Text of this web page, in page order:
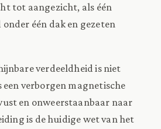
tot aangezicht, als één
één dak en gezeten
verdeeldheid is niet
verborgen magnetische
en onweerstaanbaar naar
is de huidige wet van het